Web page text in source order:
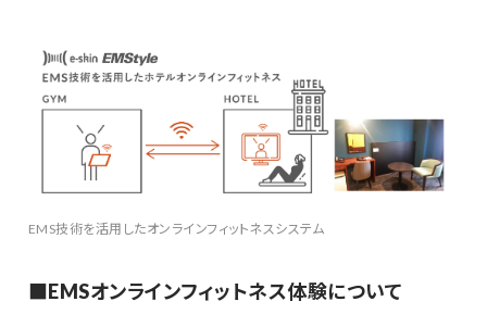
EMS技術を活用したオンラインフィットネスシステム
■EMSオンラインフィットネス体験について